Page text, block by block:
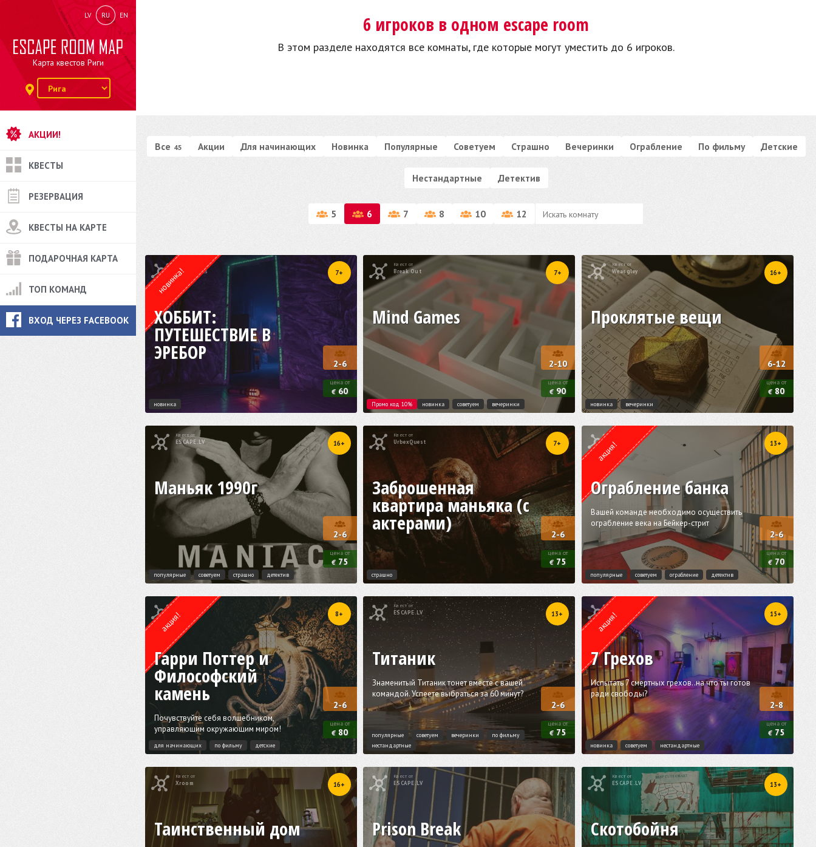
LV RU EN
Карта квестов Риги
АКЦИИ!
КВЕСТЫ
РЕЗЕРВАЦИЯ
КВЕСТЫ НА КАРТЕ
ПОДАРОЧНАЯ КАРТА
ТОП КОМАНД
ВХОД ЧЕРЕЗ FACEBOOK
6 игроков в одном escape room
В этом разделе находятся все комнаты, где которые могут уместить до 6 игроков.
Все 45 Акции Для начинающих Новинка Популярные Советуем Страшно Вечеринки Ограбление По фильму Детские
Нестандартные Детектив
5 6 7 8 10 12
SideQuests
новинка! 7+
2-6
цена от
€ 60
ХОББИТ:
ПУТЕШЕСТВИЕ В
ЭРЕБОР
новинка
Квест от
Break Out 7+
2-10
цена от
€ 90
Mind Games
Промо код 10% новинка советуем вечеринки
Квест от
Weasgley 16+
6-12
цена от
€ 80
Проклятые вещи
новинка вечеринки
Квест от
ESCAPE.LV 16+
2-6
цена от
€ 75
Маньяк 1990г
популярные советуем страшно детектив
Квест от
UrbexQuest 7+
2-6
цена от
€ 75
Заброшенная
квартира маньяка (с
актерами)
страшно
ESCAPE.LV
акция! 13+
2-6
цена от
€ 70
Ограбление банка
Вашей команде необходимо осуществить
ограбление века на Бейкер-стрит
популярные советуем ограбление детектив
Weasgley
акция! 8+
2-6
цена от
€ 80
Гарри Поттер и
Философский
камень
Почувствуйте себя волшебником,
управляющим окружающим миром!
для начинающих по фильму детские
Квест от
ESCAPE.LV 13+
2-6
цена от
€ 75
Титаник
Знаменитый Титаник тонет вместе с вашей
командой. Успеете выбраться за 60 минут?
популярные советуем вечеринки
по фильму
нестандартные
ESCAPE.LV
акция! 15+
2-8
цена от
€ 75
7 Грехов
Испытать 7 смертных грехов..на что ты готов
ради свободы?
новинка советуем нестандартные
Квест от
Xroom 16+
Таинственный дом
Квест от
ESCAPE.LV
Prison Break
Квест от
ESCAPE.LV 13+
Скотобойня